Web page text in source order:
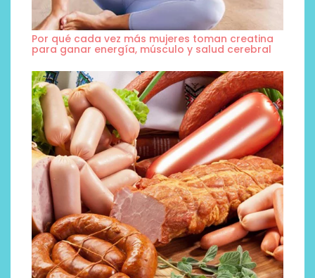
Por qué cada vez más mujeres toman creatina
para ganar energía, músculo y salud cerebral